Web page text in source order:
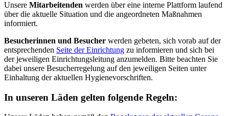
Unsere Mitarbeitenden werden über eine interne Plattform laufend
über die aktuelle Situation und die angeordneten Maßnahmen
informiert.
Besucherinnen und Besucher werden gebeten, sich vorab auf der
entsprechenden Seite der Einrichtung zu informieren und sich bei
der jeweiligen Einrichtungsleitung anzumelden. Bitte beachten Sie
dabei unsere Besucherregelung auf den jeweiligen Seiten unter
Einhaltung der aktuellen Hygienevorschriften.
In unseren Läden gelten folgende Regeln: